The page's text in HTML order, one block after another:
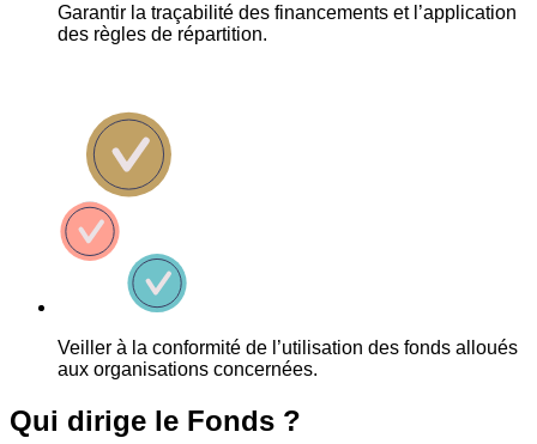
Garantir la traçabilité des financements et l’application
des règles de répartition.
Veiller à la conformité de l’utilisation des fonds alloués
aux organisations concernées.
Qui dirige le Fonds ?